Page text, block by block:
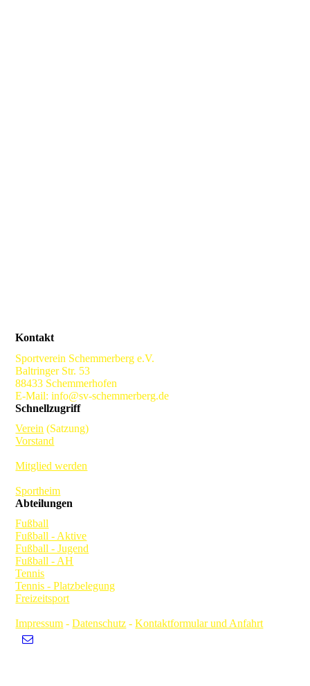
Kontakt
Sportverein Schemmerberg e.V.
Baltringer Str. 53
88433 Schemmerhofen
E-Mail: info@sv-schemmerberg.de
Schnellzugriff
Verein (Satzung)
Vorstand
Mitglied werden
Sportheim
Abteilungen
Fußball
Fußball - Aktive
Fußball - Jugend
Fußball - AH
Tennis
Tennis - Platzbelegung
Freizeitsport
Impressum -Datenschutz -Kontaktformular und Anfahrt